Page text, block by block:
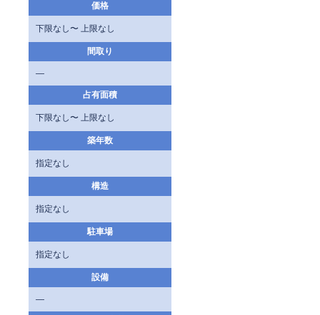
価格
下限なし〜 上限なし
間取り
—
占有面積
下限なし〜 上限なし
築年数
指定なし
構造
指定なし
駐車場
指定なし
設備
—